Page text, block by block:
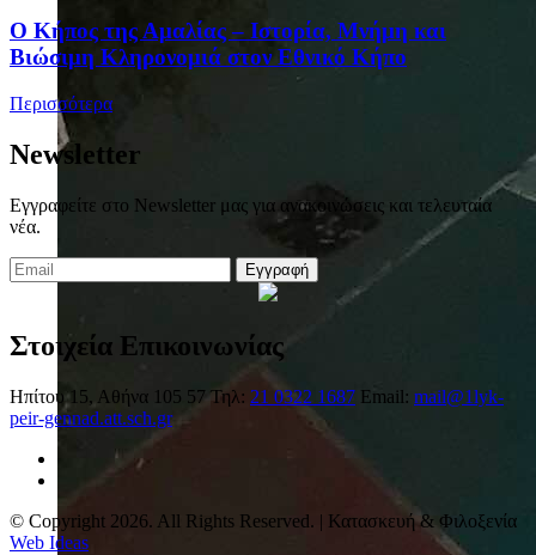
Ο Κήπος της Αμαλίας – Ιστορία, Μνήμη και
Βιώσιμη Κληρονομιά στον Εθνικό Κήπο
Περισσότερα
Newsletter
Εγγραφείτε στο Newsletter μας για ανακοινώσεις και τελευταία
νέα.
Εγγραφή
Στοιχεία Επικοινωνίας
Ηπίτου 15, Αθήνα 105 57 Τηλ: 21 0322 1687 Email: mail@1lyk-
peir-gennad.att.sch.gr
© Copyright 2026. All Rights Reserved. | Κατασκευή & Φιλοξενία
Web Ideas